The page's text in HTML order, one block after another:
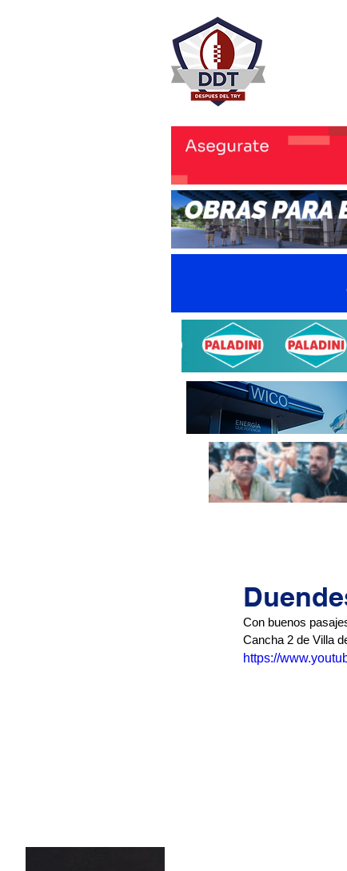
Con buenos
Cancha 2 de Villa
https://